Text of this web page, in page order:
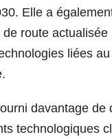
Elle a
de route actualisée
liées
davantage de
technologiques